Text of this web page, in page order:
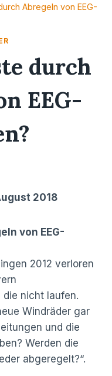
Abregeln von EEG-
durch
EEG-
2018
von EEG-
2012 verloren
die nicht laufen.
Windräder gar
und die
Werden die
abgeregelt?“.